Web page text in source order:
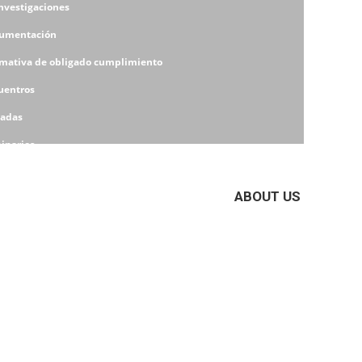
de obligado cumplimiento
ABOUT US